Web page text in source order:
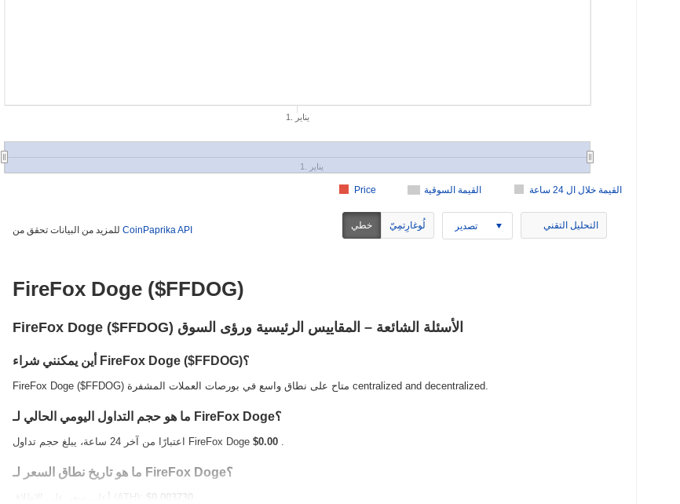
القيمة السوقية القيمة خلال ال 24 ساعة Price
1. يناير
1. يناير
CoinPaprika API خطي لُوغارِتمِيّ تصدير التحليل التقني
FireFox Doge ($FFDOG)
FireFox Doge ($FFDOG) الأسئلة الشائعة – المقاييس الرئيسية ورؤى السوق
أين يمكنني شراء FireFox Doge ($FFDOG)؟
FireFox Doge ($FFDOG) متاح على نطاق واسع في بورصات العملات المشفرة centralized and decentralized.
ما هو حجم التداول اليومي الحالي لـ FireFox Doge؟
اعتبارًا من آخر 24 ساعة، يبلغ حجم تداول FireFox Doge $0.00 .
ما هو تاريخ نطاق السعر لـ FireFox Doge؟
أعلى سعر على الإطلاق (ATH):
$0.003730